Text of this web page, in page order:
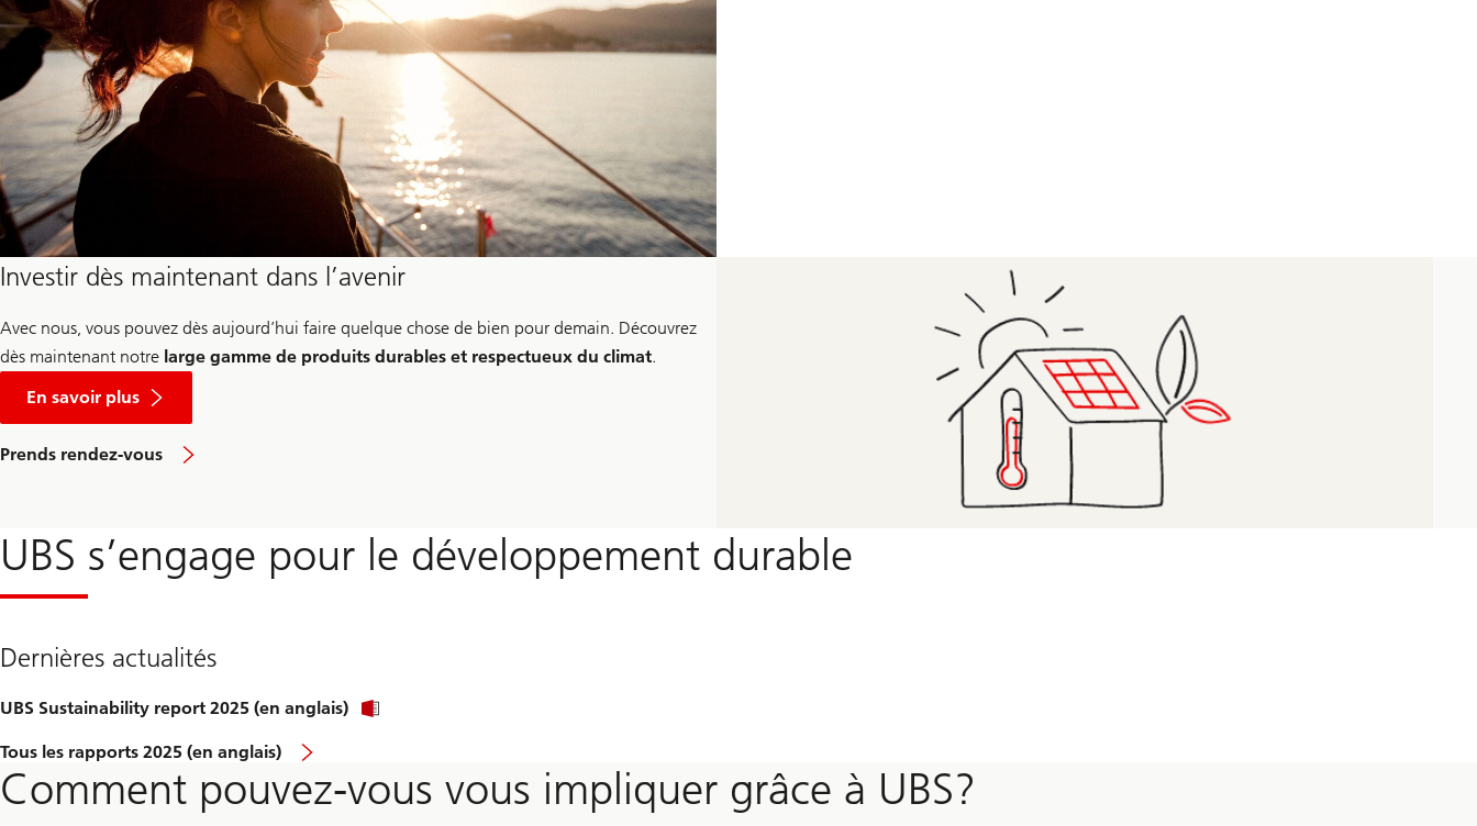
Investir dès maintenant dans l’avenir
Avec nous, vous pouvez dès aujourd’hui faire quelque chose de bien pour demain. Découvrez
dès maintenant notre large gamme de produits durables et respectueux du climat.
En savoir plus
les
de
produits
en
matière
de
Prends rendez-vous
avec
UBS
UBS s’engage pour le développement durable
Dernières actualités
UBS Sustainability report 2025 (en anglais)
Tous les rapports 2025 (en anglais)
Comment pouvez-vous vous impliquer grâce à UBS?